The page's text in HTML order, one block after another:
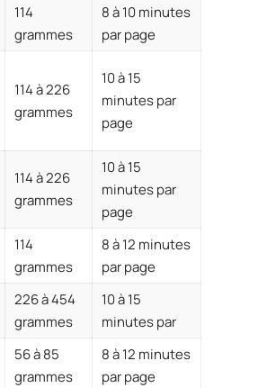
114
grammes
8 à 10 minutes
par page
114 à 226
grammes
10 à 15
minutes par
page
114 à 226
grammes
10 à 15
minutes par
page
114
grammes
8 à 12 minutes
par page
226 à 454
grammes
10 à 15
minutes par
56 à 85
grammes
8 à 12 minutes
par page